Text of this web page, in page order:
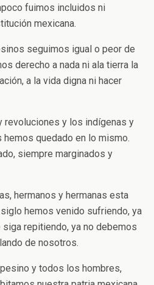
fuimos incluidos ni
mexicana.
seguimos igual o peor de
derecho a nada ni ala tierra la
a la vida digna ni hacer
revoluciones y los indígenas y
quedado en lo mismo.
siempre marginados y
hermanos y hermanas esta
hemos venido sufriendo, ya
repitiendo, ya no debemos
de nosotros.
y todos los hombres,